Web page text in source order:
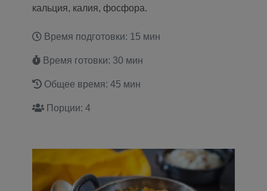
кальция, калия, фосфора.
Время подготовки: 15 мин
Время готовки: 30 мин
Общее время: 45 мин
Порции: 4